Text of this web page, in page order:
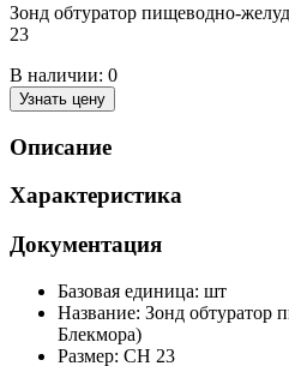
Зонд обтуратор пищеводно-
23
В наличии: 0
Узнать цену
Описание
Характеристика
Документация
Базовая единица: шт
Название: Зонд обтуратор
Блекмора)
Размер: CH 23